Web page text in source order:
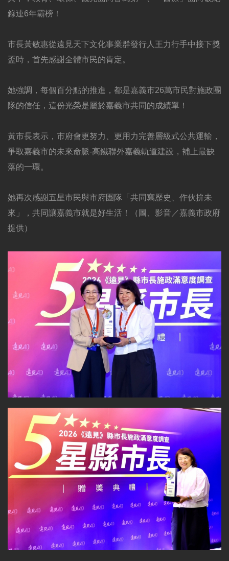
錄連6年霸榜！
市長黃敏惠從遠見天下文化事業群發行人王力行手中接下獎
盃時，首先感謝全體市民的肯定。
她強調，每個百分點的推進，都是嘉義市26萬市民對施政團
隊的信任，這份光榮是屬於嘉義市共同的成績單！
黃市長表示，市府會更努力、更用力完善層級式公共運輸，
爭取嘉義市的未來命脈-高鐵聯外嘉義軌道建設，補上最缺
落的一環。
她再次感謝五星市民與市府團隊「共同寫歷史、作伙拚未
來」，共同讓嘉義市就是好生活！（圖、影音／嘉義市政府
提供）